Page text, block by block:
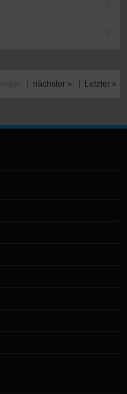
nächster » Letzter »